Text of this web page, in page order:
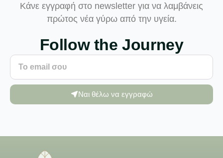
Κάνε εγγραφή στο newsletter για να λαμβάνεις
πρώτος νέα γύρω από την υγεία.
Follow the Journey
Ναι θέλω να εγγραφώ